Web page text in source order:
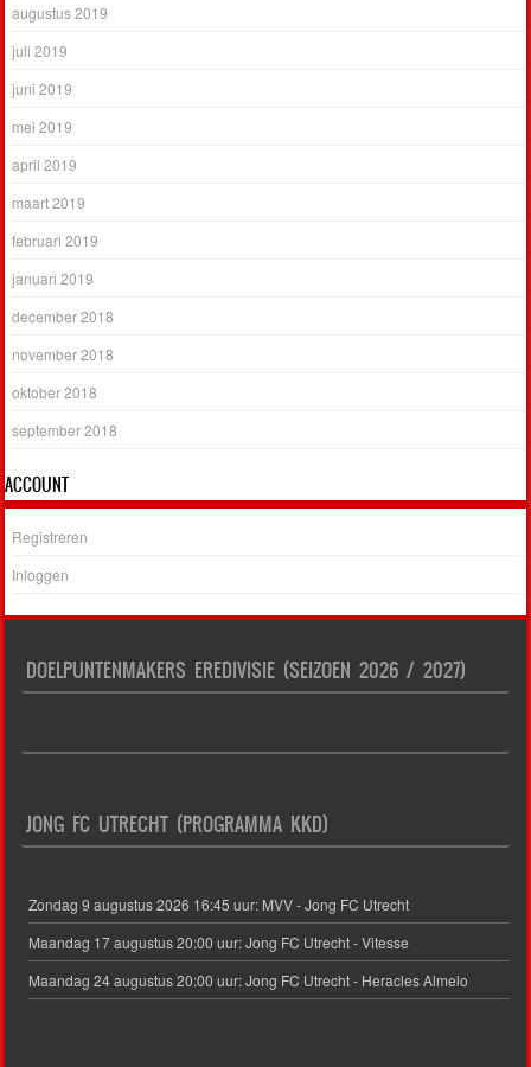
augustus 2019
juli 2019
juni 2019
mei 2019
april 2019
maart 2019
februari 2019
januari 2019
december 2018
november 2018
oktober 2018
september 2018
ACCOUNT
Registreren
Inloggen
DOELPUNTENMAKERS EREDIVISIE (SEIZOEN 2026 / 2027)
JONG FC UTRECHT (PROGRAMMA KKD)
Zondag 9 augustus 2026 16:45 uur: MVV - Jong FC Utrecht
Maandag 17 augustus 20:00 uur: Jong FC Utrecht - Vitesse
Maandag 24 augustus 20:00 uur: Jong FC Utrecht - Heracles Almelo